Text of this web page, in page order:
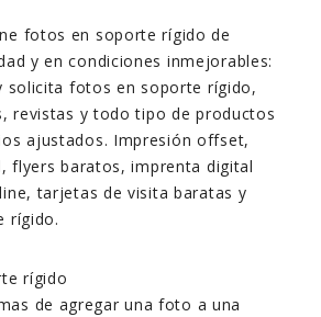
fotos en soporte rígido de
y en condiciones inmejorables:
solicita fotos en soporte rígido,
revistas y todo tipo de productos
ajustados. Impresión offset,
flyers baratos, imprenta digital
tarjetas de visita baratas y
rígido.
de agregar una foto a una